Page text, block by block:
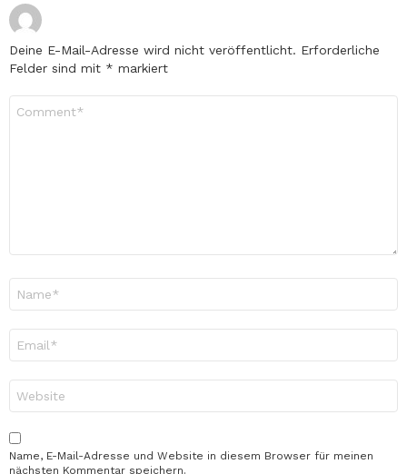
Deine E-Mail-Adresse wird nicht veröffentlicht. Erforderliche
Felder sind mit * markiert
Mail-
Adresse
*
Name, E-Mail-Adresse und Website in diesem Browser für meinen
nächsten Kommentar speichern.